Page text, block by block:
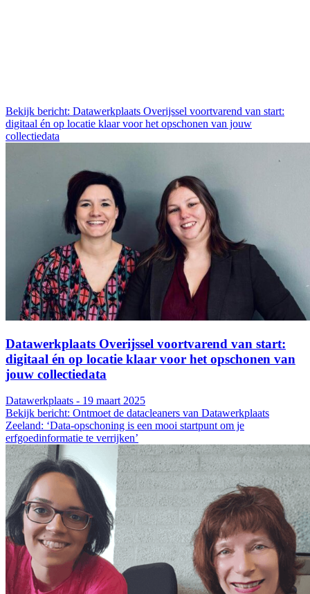
Bekijk bericht: Datawerkplaats Overijssel voortvarend van start:
digitaal én op locatie klaar voor het opschonen van jouw
collectiedata
Datawerkplaats Overijssel voortvarend van start:
digitaal én op locatie klaar voor het opschonen van
jouw collectiedata
Datawerkplaats - 19 maart 2025
Bekijk bericht: Ontmoet de datacleaners van Datawerkplaats
Zeeland: ‘Data-opschoning is een mooi startpunt om je
erfgoedinformatie te verrijken’